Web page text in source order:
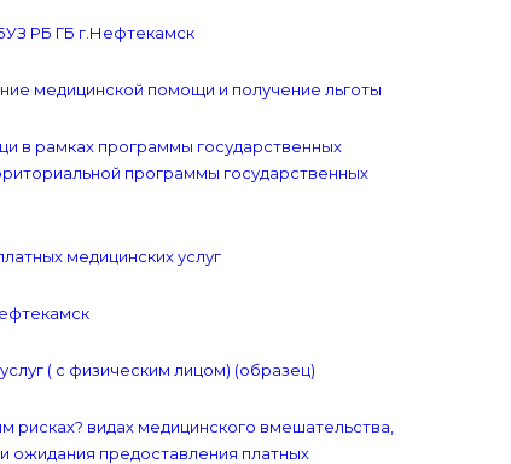
РБ ГБ г.Нефтекамск
медицинской помощи и получение льготы
в рамках программы государственных
программы государственных
медицинских услуг
( с физическим лицом) (образец)
видах медицинского вмешательства,
ожидания предоставления платных